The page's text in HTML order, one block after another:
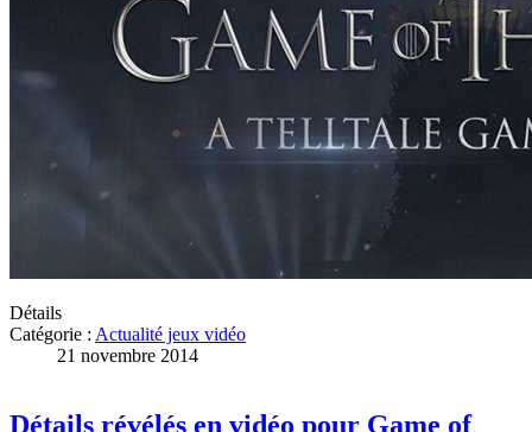
Détails
Catégorie : Actualité jeux vidéo
21 novembre 2014
Détails révélés en vidéo pour Game of